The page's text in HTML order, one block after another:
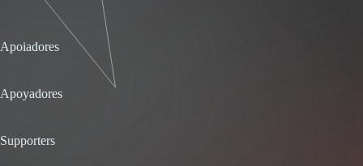
Apoiadores
Apoyadores
Supporters